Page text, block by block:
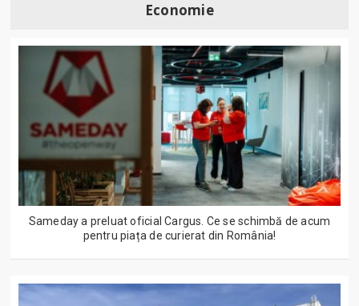
Economie
Sameday a preluat oficial Cargus. Ce se schimbă de acum
pentru piața de curierat din România!